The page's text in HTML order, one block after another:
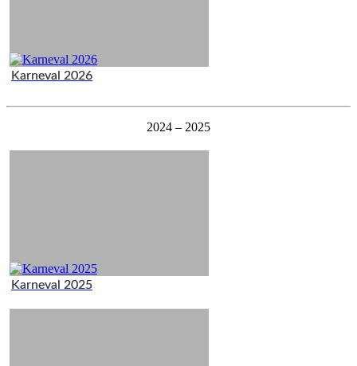
Karneval 2026
2024 – 2025
Karneval 2025